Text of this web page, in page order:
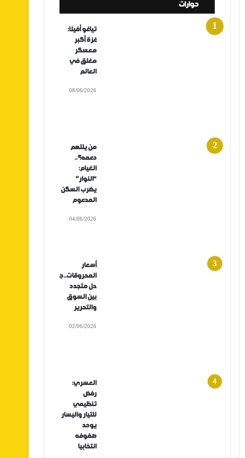
حوارات
تياغو أفيلا:
غزة أكبر
معسكر
مغلق في
العالم
08/06/2026
من يلتهم
دعمه؟..
الغيام:
“النوار”
يضرب السكن
المدعوم
04/06/2026
أسعار
المحروقات..ج
دل متجدد
بين السوق
والتحرير
02/06/2026
العسري:
رفض
تنظيمي
للتيار واليسار
يوحد
صفوفه
انتخابيا